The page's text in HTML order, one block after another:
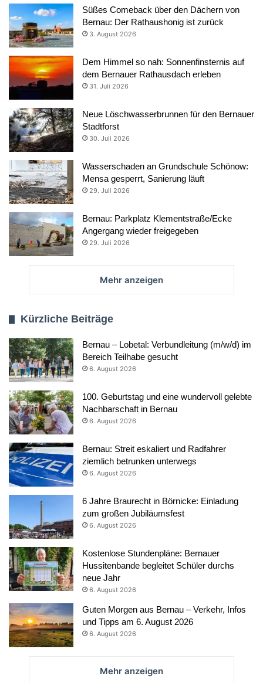
Süßes Comeback über den Dächern von
Bernau: Der Rathaushonig ist zurück
3. August 2026
Dem Himmel so nah: Sonnenfinsternis auf
dem Bernauer Rathausdach erleben
31. Juli 2026
Neue Löschwasserbrunnen für den Bernauer
Stadtforst
30. Juli 2026
Wasserschaden an Grundschule Schönow:
Mensa gesperrt, Sanierung läuft
29. Juli 2026
Bernau: Parkplatz Klementstraße/Ecke
Angergang wieder freigegeben
29. Juli 2026
Mehr anzeigen
Kürzliche Beiträge
Bernau – Lobetal: Verbundleitung (m/w/d) im
Bereich Teilhabe gesucht
6. August 2026
100. Geburtstag und eine wundervoll gelebte
Nachbarschaft in Bernau
6. August 2026
Bernau: Streit eskaliert und Radfahrer
ziemlich betrunken unterwegs
6. August 2026
6 Jahre Braurecht in Börnicke: Einladung
zum großen Jubiläumsfest
6. August 2026
Kostenlose Stundenpläne: Bernauer
Hussitenbande begleitet Schüler durchs
neue Jahr
6. August 2026
Guten Morgen aus Bernau – Verkehr, Infos
und Tipps am 6. August 2026
6. August 2026
Mehr anzeigen